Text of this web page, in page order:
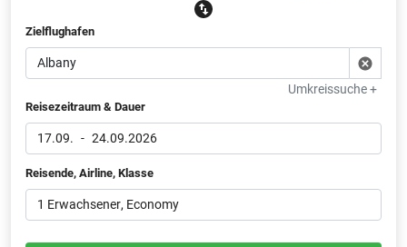
Zielflughafen
Umkreissuche +
Reisezeitraum & Dauer
17.09. - 24.09.2026
Reisende, Airline, Klasse
1 Erwachsener, Economy